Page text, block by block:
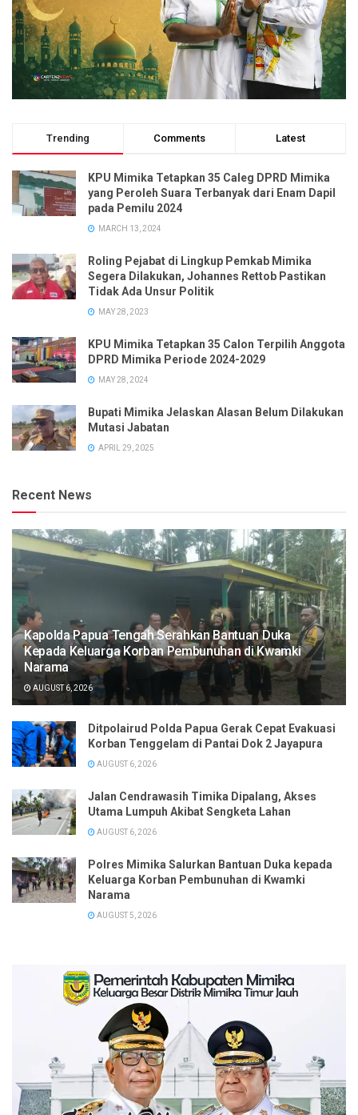
Trending Comments Latest
KPU Mimika Tetapkan 35 Caleg DPRD Mimika
yang Peroleh Suara Terbanyak dari Enam Dapil
pada Pemilu 2024
MARCH 13, 2024
Roling Pejabat di Lingkup Pemkab Mimika
Segera Dilakukan, Johannes Rettob Pastikan
Tidak Ada Unsur Politik
MAY 28, 2023
KPU Mimika Tetapkan 35 Calon Terpilih Anggota
DPRD Mimika Periode 2024-2029
MAY 28, 2024
Bupati Mimika Jelaskan Alasan Belum Dilakukan
Mutasi Jabatan
APRIL 29, 2025
Recent News
Kapolda Papua Tengah Serahkan Bantuan Duka
Kepada Keluarga Korban Pembunuhan di Kwamki
Narama
AUGUST 6, 2026
Ditpolairud Polda Papua Gerak Cepat Evakuasi
Korban Tenggelam di Pantai Dok 2 Jayapura
AUGUST 6, 2026
Jalan Cendrawasih Timika Dipalang, Akses
Utama Lumpuh Akibat Sengketa Lahan
AUGUST 6, 2026
Polres Mimika Salurkan Bantuan Duka kepada
Keluarga Korban Pembunuhan di Kwamki
Narama
AUGUST 5, 2026